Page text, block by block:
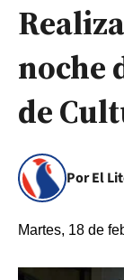
noche
de
Por El
Martes, 18 de